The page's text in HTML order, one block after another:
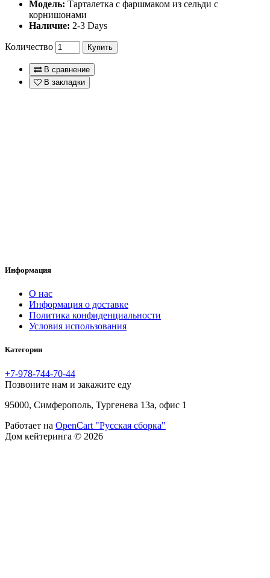
Модель: Тарталетка с фаршмаком из сельди с
корнишонами
Наличие: 2-3 Days
Количество Купить
В сравнение
В закладки
Информация
O нас
Информация о доставке
Политика конфиденциальности
Условия использования
Категории
+7-978-744-70-44
Позвоните нам и закажите еду
95000, Симферополь, Тургенева 13а, офис 1
Работает на OpenCart "Русская сборка"
Дом кейтеринга © 2026